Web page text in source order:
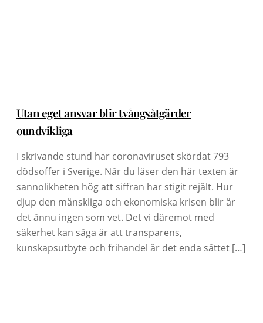
Utan eget ansvar blir tvångsåtgärder
oundvikliga
I skrivande stund har coronaviruset skördat 793
dödsoffer i Sverige. När du läser den här texten är
sannolikheten hög att siffran har stigit rejält. Hur
djup den mänskliga och ekonomiska krisen blir är
det ännu ingen som vet. Det vi däremot med
säkerhet kan säga är att transparens,
kunskapsutbyte och frihandel är det enda sättet […]